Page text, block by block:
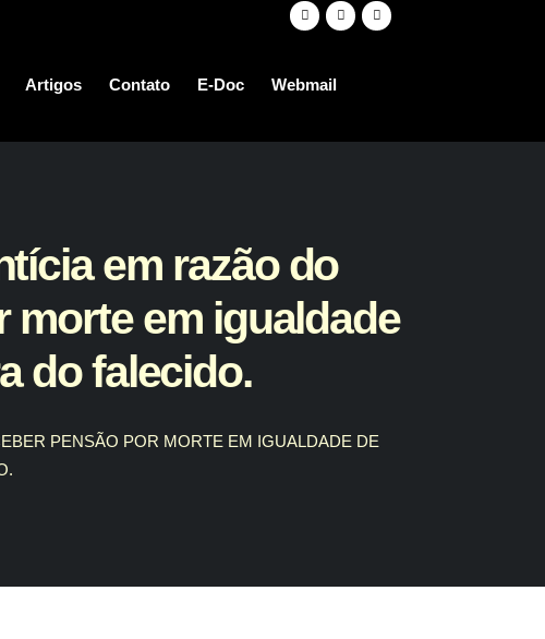
Artigos Contato E-Doc Webmail
em razão do
morte em igualdade
do falecido.
PENSÃO POR MORTE EM IGUALDADE DE